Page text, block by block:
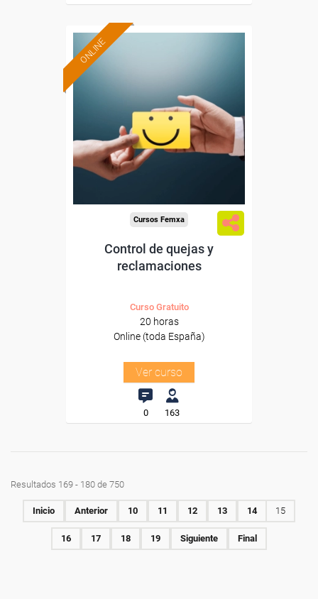
ONLINE
Para desempleados,
trabajadores y autónomos.
-Hosteleria y Turismo.
Cursos Femxa
Control de quejas y
reclamaciones
Curso Gratuito
20 horas
Online (toda España)
Ver curso
0 163
Resultados 169 - 180 de 750
Inicio Anterior 10 11 12 13 14 15
16 17 18 19 Siguiente Final